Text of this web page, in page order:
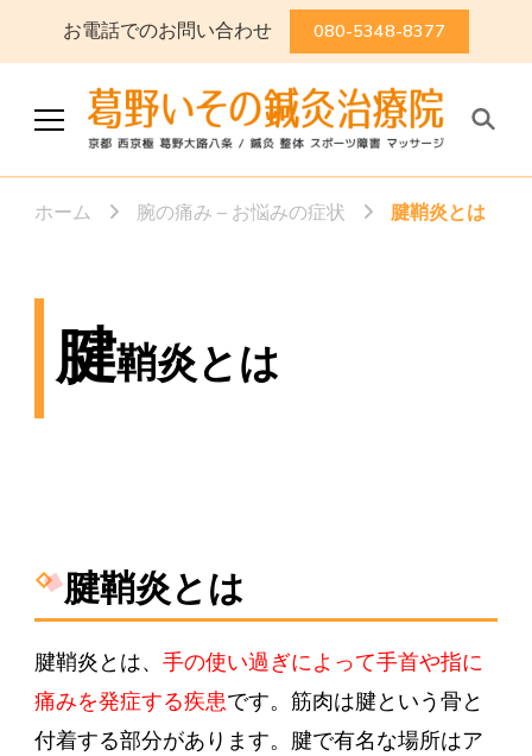
お電話でのお問い合わせ 080-5348-8377
葛野いその鍼灸治療院
ホーム 腕の痛み – お悩みの症状 腱鞘炎とは
腱鞘炎とは
腱鞘炎とは
腱鞘炎とは、 手の使い過ぎによって手首や指に
痛みを発症する疾患です。筋肉は腱という骨と
付着する部分があります。腱で有名な場所はア